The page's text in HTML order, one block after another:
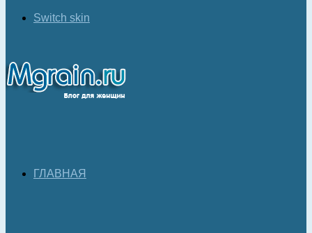
Switch skin
ГЛАВНАЯ